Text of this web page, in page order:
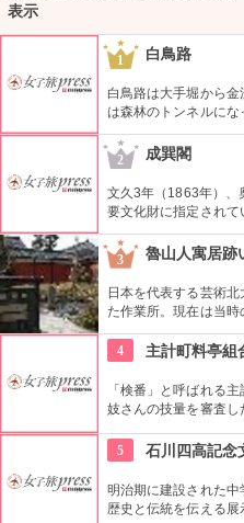
表示
1 白鳥路
白鳥路は大手堀から
は森林のトンネルに
あり絶好の散歩道。
鑑賞のイベントをやっ
2 成巽閣
文久3年（1863年）、
要文化財に指定され
特に、小鳥の絵が描
間」の極彩色の欄間や
な色壁など、豊かな彩
3 魯山人寓居跡
日本を代表する芸術
た作業所。現在は当
ができます。いろは
ます。
4 主計町料亭組
「検番」と呼ばれる
妓さんの技量を審査し
5
石川四高記念
明治期に建設された
歴史と伝統を伝える展